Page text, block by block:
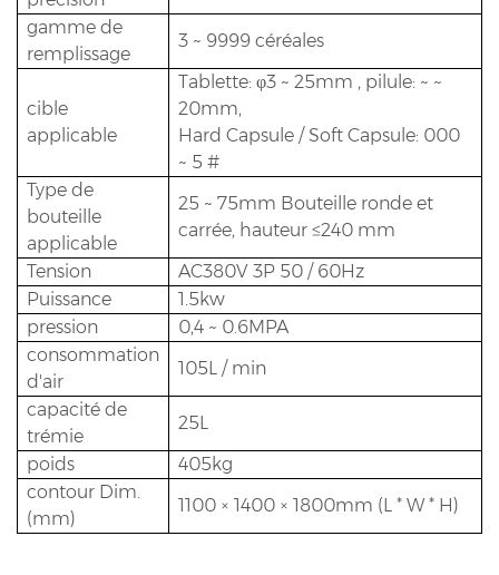
gamme de
remplissage
3 ~ 9999 céréales
cible
applicable
Tablette: φ3 ~ 25mm , pilule: ~ ~
20mm,
Hard Capsule / Soft Capsule: 000
~ 5 #
Type de
bouteille
applicable
25 ~ 75mm Bouteille ronde et
carrée, hauteur ≤240 mm
Tension
AC380V 3P 50 / 60Hz
Puissance
1.5kw
pression
0,4 ~ 0.6MPA
consommation
d'air
105L / min
capacité de
trémie
25L
poids
405kg
contour Dim.
(mm)
1100 × 1400 × 1800mm (L * W * H)